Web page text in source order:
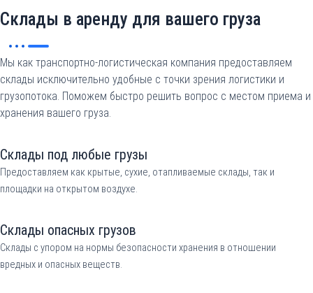
Склады в аренду для вашего груза
Мы как транспортно-логистическая компания предоставляем
склады исключительно удобные с точки зрения логистики и
грузопотока. Поможем быстро решить вопрос с местом приема и
хранения вашего груза.
Склады под любые грузы
Предоставляем как крытые, сухие, отапливаемые склады, так и
площадки на открытом воздухе.
Склады опасных грузов
Склады с упором на нормы безопасности хранения в отношении
вредных и опасных веществ.